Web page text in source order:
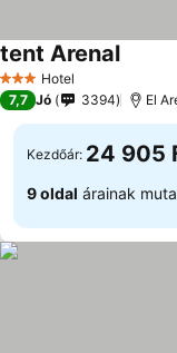
3 Kategória
Hotel
tent Arenal
7,7 Jó 3394 El
Kezdőár: 24 905
9 oldal árainak